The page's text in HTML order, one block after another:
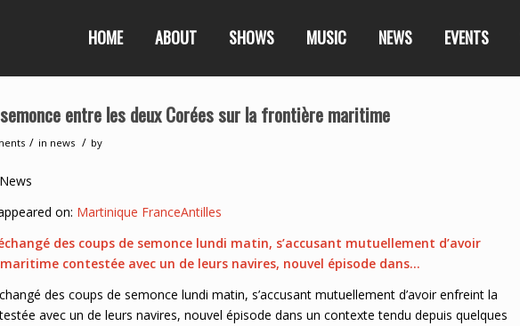
HOME ABOUT SHOWS MUSIC NEWS EVENTS
entre les deux Corées sur la frontière maritime
/ in news / by
on: Martinique FranceAntilles
des coups de semonce lundi matin, s’accusant mutuellement d’avoir
contestée avec un de leurs navires, nouvel épisode dans…
des coups de semonce lundi matin, s’accusant mutuellement d’avoir enfreint la
avec un de leurs navires, nouvel épisode dans un contexte tendu depuis quelques